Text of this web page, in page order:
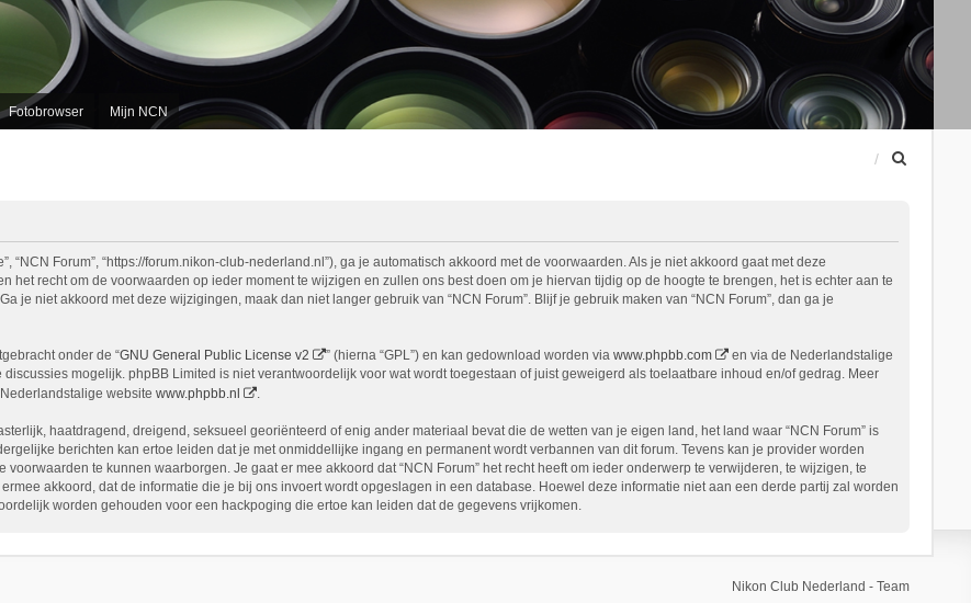
Fotobrowser Mijn NCN
“NCN Forum”, “https://forum.nikon-club-nederland.nl”), ga je automatisch akkoord met de voorwaarden. Als je niet akkoord gaat met deze
het recht om de voorwaarden op ieder moment te wijzigen en zullen ons best doen om je hiervan tijdig op de hoogte te brengen, het is echter aan te
je niet akkoord met deze wijzigingen, maak dan niet langer gebruik van “NCN Forum”. Blijf je gebruik maken van “NCN Forum”, dan ga je
onder de “GNU General Public License v2 ” (hierna “GPL”) en kan gedownload worden via www.phpbb.com
en via de Nederlandstalige
mogelijk. phpBB Limited is niet verantwoordelijk voor wat wordt toegestaan of juist geweigerd als toelaatbare inhoud en/of gedrag. Meer
website www.phpbb.nl .
haatdragend, dreigend, seksueel georiënteerd of enig ander materiaal bevat die de wetten van je eigen land, het land waar “NCN Forum” is
berichten kan ertoe leiden dat je met onmiddellijke ingang en permanent wordt verbannen van dit forum. Tevens kan je provider worden
te kunnen waarborgen. Je gaat er mee akkoord dat “NCN Forum” het recht heeft om ieder onderwerp te verwijderen, te wijzigen, te
akkoord, dat de informatie die je bij ons invoert wordt opgeslagen in een database. Hoewel deze informatie niet aan een derde partij zal worden
worden gehouden voor een hackpoging die ertoe kan leiden dat de gegevens vrijkomen.
Nikon Club Nederland - Team